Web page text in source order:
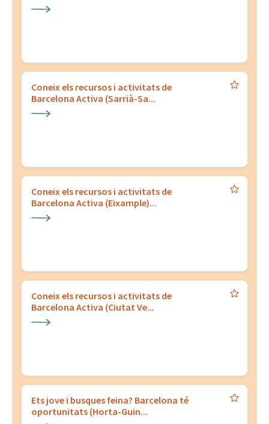
Coneix els recursos i activitats de
Barcelona Activa (Sarrià-Sa...
Coneix els recursos i activitats de
Barcelona Activa (Eixample)...
Coneix els recursos i activitats de
Barcelona Activa (Ciutat Ve...
Ets jove i busques feina? Barcelona té
oportunitats (Horta-Guin...